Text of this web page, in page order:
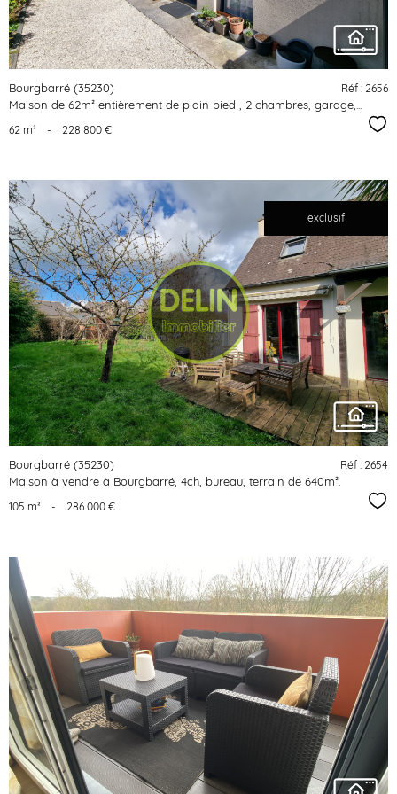
Bourgbarré (35230)
Maison de 62m² entièrement de plain pied , 2 chambres, garage,...
Réf : 2656
62 m² - 228 800 €
exclusif
voir le
bien
Bourgbarré (35230)
Maison à vendre à Bourgbarré, 4ch, bureau, terrain de 640m².
Réf : 2654
105 m² - 286 000 €
voir le
bien